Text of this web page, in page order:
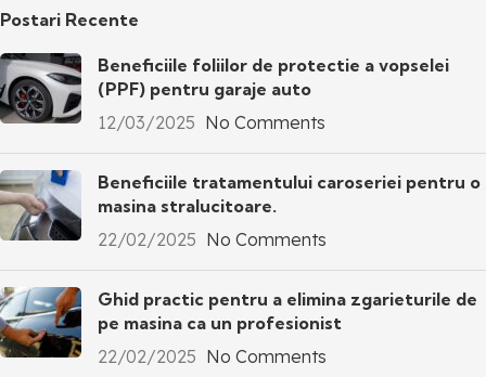
Postari Recente
Beneficiile foliilor de protectie a vopselei
(PPF) pentru garaje auto
12/03/2025 No Comments
Beneficiile tratamentului caroseriei pentru o
masina stralucitoare.
22/02/2025 No Comments
Ghid practic pentru a elimina zgarieturile de
pe masina ca un profesionist
22/02/2025 No Comments